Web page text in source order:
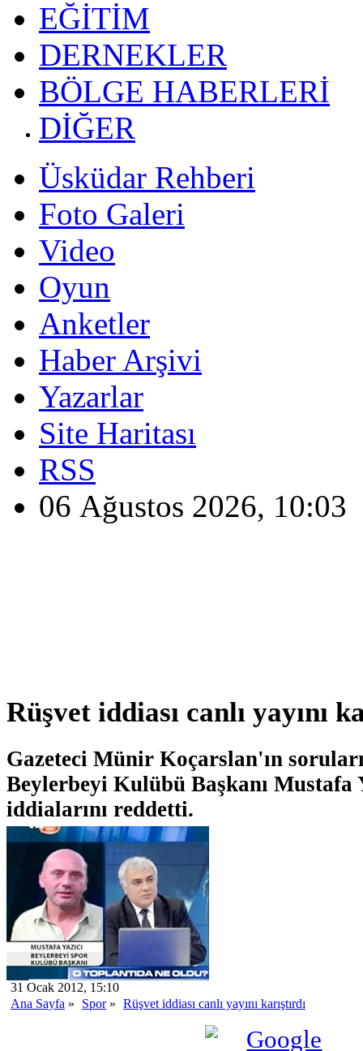
EĞİTİM
DERNEKLER
BÖLGE HABERLERİ
DİĞER
Üsküdar Rehberi
Foto Galeri
Video
Oyun
Anketler
Haber Arşivi
Yazarlar
Site Haritası
RSS
06 Ağustos 2026, 10:03
Rüşvet iddiası canlı yayını
Gazeteci Münir Koçarslan'ın
Beylerbeyi Kulübü Başkanı Mustafa
iddialarını reddetti.
31 Ocak 2012, 15:10
Ana Sayfa » Spor» Rüşvet iddiası canlı yayını karıştırdı